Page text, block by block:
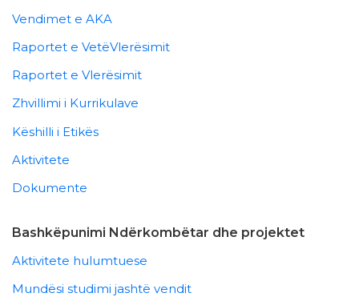
Vendimet e AKA
Raportet e VetëVlerësimit
Raportet e Vlerësimit
Zhvillimi i Kurrikulave
Këshilli i Etikës
Aktivitete
Dokumente
Bashkëpunimi Ndërkombëtar dhe projektet
Aktivitete hulumtuese
Mundësi studimi jashtë vendit